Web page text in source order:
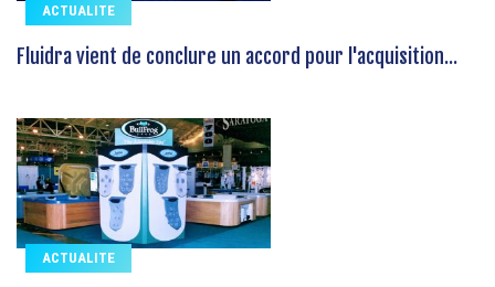
ACTUALITE
Fluidra vient de conclure un accord pour l'acquisition...
ACTUALITE